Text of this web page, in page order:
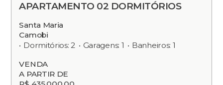
APARTAMENTO 02 DORMITÓRIOS
Santa Maria
Camobi
Dormitórios: 2
Garagens: 1
Banheiros: 1
VENDA
A PARTIR DE